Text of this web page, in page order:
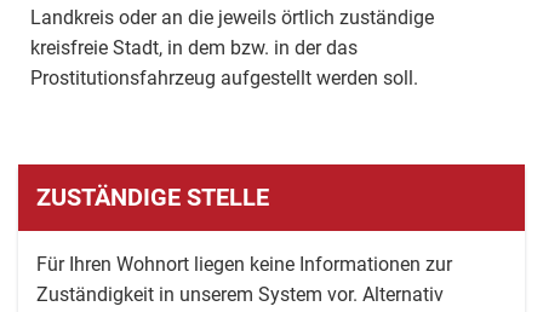
Landkreis oder an die jeweils örtlich zuständige
kreisfreie Stadt, in dem bzw. in der das
Prostitutionsfahrzeug aufgestellt werden soll.
ZUSTÄNDIGE STELLE
Für Ihren Wohnort liegen keine Informationen zur
Zuständigkeit in unserem System vor. Alternativ